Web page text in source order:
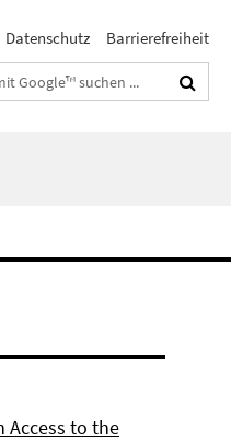
Datenschutz Barrierefreiheit
Access to the